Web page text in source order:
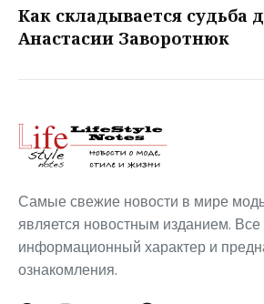
Как складывается судьба
Анастасии Заворотнюк
Самые свежие новости в мире
является новостным изданием.
информационный характер и
ознакомления.